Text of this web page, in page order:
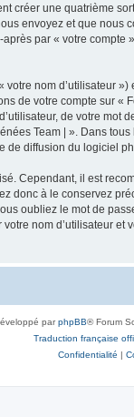
créer une quatrième
envoyez et que
par « votre
nom d’utilisateur
de votre compte sur
de votre
Team | ». Dans
diffusion du logiciel
Cependant, il est
donc à le conservez
oubliez le mot de
nom d’utilisateur
parphpBB® Forum
Traduction française
Confidentialité |